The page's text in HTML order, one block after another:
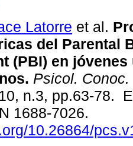
Latorre et al.
del Parental
(PBI) en
Psicol.
n.3, pp.63-78.
1688-7026.
10.26864/